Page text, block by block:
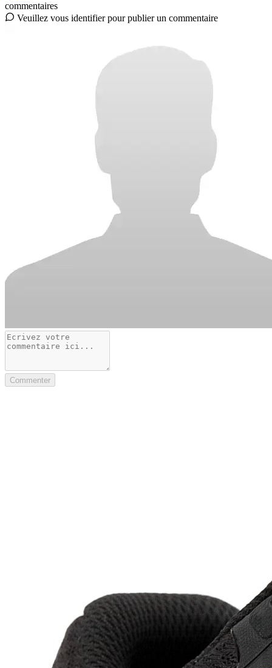
commentaires
Veuillez vous identifier pour publier un commentaire
Commenter